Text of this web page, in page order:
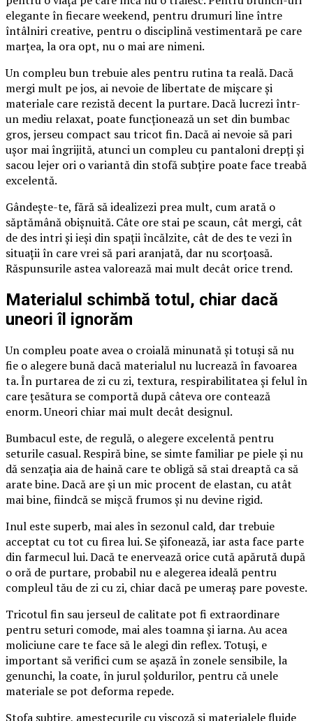
elegante în fiecare weekend, pentru drumuri line între
întâlniri creative, pentru o disciplină vestimentară pe care
marțea, la ora opt, nu o mai are nimeni.
Un compleu bun trebuie ales pentru rutina ta reală. Dacă
mergi mult pe jos, ai nevoie de libertate de mișcare și
materiale care rezistă decent la purtare. Dacă lucrezi într-
un mediu relaxat, poate funcționează un set din bumbac
gros, jerseu compact sau tricot fin. Dacă ai nevoie să pari
ușor mai îngrijită, atunci un compleu cu pantaloni drepți și
sacou lejer ori o variantă din stofă subțire poate face treabă
excelentă.
Gândește-te, fără să idealizezi prea mult, cum arată o
săptămână obișnuită. Câte ore stai pe scaun, cât mergi, cât
de des intri și ieși din spații încălzite, cât de des te vezi în
situații în care vrei să pari aranjată, dar nu scorțoasă.
Răspunsurile astea valorează mai mult decât orice trend.
Materialul schimbă totul, chiar dacă
uneori îl ignorăm
Un compleu poate avea o croială minunată și totuși să nu
fie o alegere bună dacă materialul nu lucrează în favoarea
ta. În purtarea de zi cu zi, textura, respirabilitatea și felul în
care țesătura se comportă după câteva ore contează
enorm. Uneori chiar mai mult decât designul.
Bumbacul este, de regulă, o alegere excelentă pentru
seturile casual. Respiră bine, se simte familiar pe piele și nu
dă senzația aia de haină care te obligă să stai dreaptă ca să
arate bine. Dacă are și un mic procent de elastan, cu atât
mai bine, fiindcă se mișcă frumos și nu devine rigid.
Inul este superb, mai ales în sezonul cald, dar trebuie
acceptat cu tot cu firea lui. Se șifonează, iar asta face parte
din farmecul lui. Dacă te enervează orice cută apărută după
o oră de purtare, probabil nu e alegerea ideală pentru
compleul tău de zi cu zi, chiar dacă pe umeraș pare poveste.
Tricotul fin sau jerseul de calitate pot fi extraordinare
pentru seturi comode, mai ales toamna și iarna. Au acea
moliciune care te face să le alegi din reflex. Totuși, e
important să verifici cum se așază în zonele sensibile, la
genunchi, la coate, în jurul șoldurilor, pentru că unele
materiale se pot deforma repede.
Stofa subțire, amestecurile cu viscoză și materialele fluide